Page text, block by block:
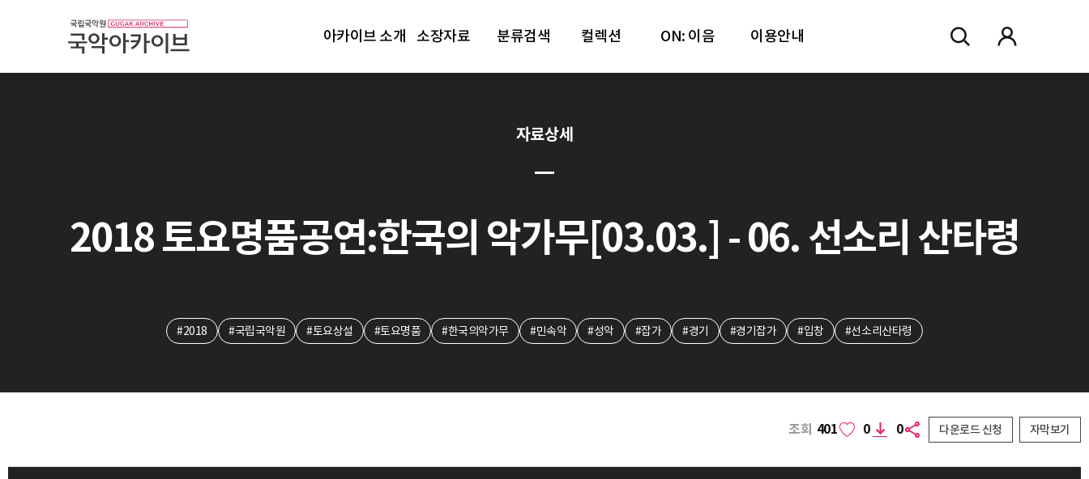
아카이브 소개 소장자료 분류검색 컬렉션 ON: 이음 이용안내
자료상세
2018 토요명품공연:한국의 악가무[03.03.] - 06. 선소리 산타령
#2018 #국립국악원 #토요상설 #토요명품 #한국의악가무 #민속악 #성악 #잡가 #경기 #경기잡가 #입창 #선소리산타령
조회 401 0 0 다운로드 신청 자막보기